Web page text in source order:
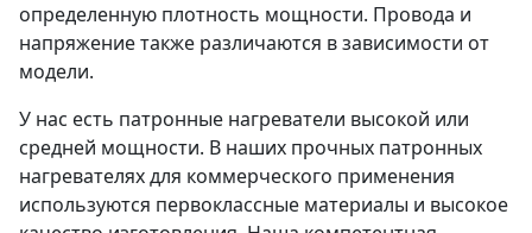
определенную плотность мощности. Провода и
напряжение также различаются в зависимости от
модели.
У нас есть патронные нагреватели высокой или
средней мощности. В наших прочных патронных
нагревателях для коммерческого применения
используются первоклассные материалы и высокое